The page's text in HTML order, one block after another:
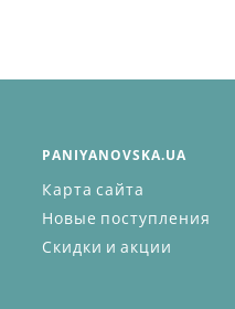
PANIYANOVSKA.UA
Карта сайта
Новые поступления
Скидки и акции